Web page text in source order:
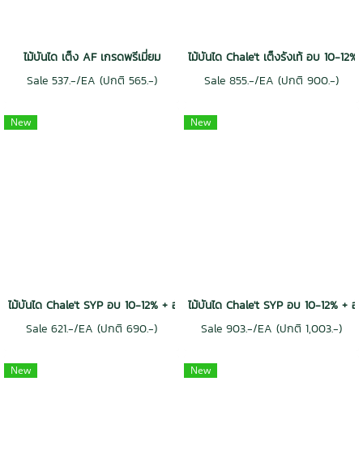
ไม้บันได เต็ง AF เกรดพรีเมี่ยม
Sale 537.-/EA (ปกติ 565.-)
ไม้บันได Chale't เต็งรังเท้ อบ 10-
Sale 855.-/EA (ปกติ 900.-)
New
ไม้บันได Chale't SYP อบ 10-12% + อัดน้ำยา CCA H3 สีธรรมชาติ Grade
Sale 621.-/EA (ปกติ 690.-)
New
ไม้บันได Chale't SYP อบ 10-12% +
Sale 903.-/EA (ปกติ 1,003.-)
New New